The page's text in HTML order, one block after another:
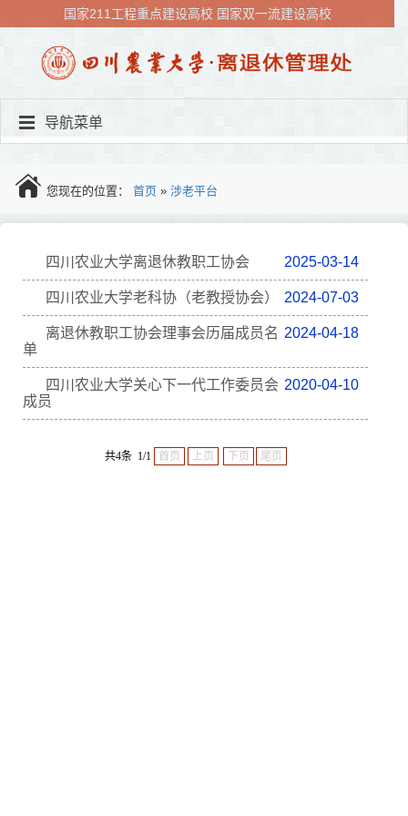
国家211工程重点建设高校 国家双一流建设高校
导航菜单
您现在的位置： 首页 » 涉老平台
2025-03-14
四川农业大学离退休教职工协会
2024-07-03
四川农业大学老科协（老教授协会）
2024-04-18
离退休教职工协会理事会历届成员名
单
2020-04-10
四川农业大学关心下一代工作委员会
成员
共4条 1/1 首页 上页 下页 尾页